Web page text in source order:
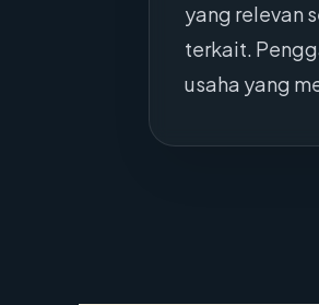
yang relevan
terkait.
usaha yang